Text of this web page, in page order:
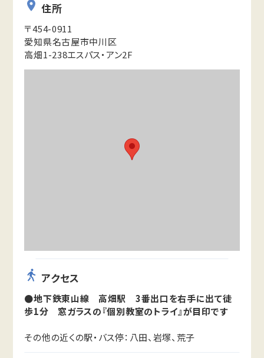
住所
〒454-0911
愛知県名古屋市中川区
高畑1-238エスパス・アン2F
アクセス
●地下鉄東山線 高畑駅 3番出口を右手に出て徒
歩1分 窓ガラスの『個別教室のトライ』が目印です
その他の近くの駅・バス停：八田、岩塚、荒子